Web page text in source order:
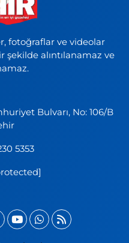
fotoğraflar ve videolar
alıntılanamaz ve
Bulvarı, No: 106/B
5353